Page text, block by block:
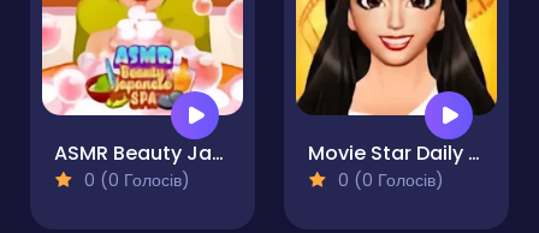
ASMR Beauty Japanese Spa
0 (0 Голосів)
Movie Star Daily Routine
0 (0 Голосів)